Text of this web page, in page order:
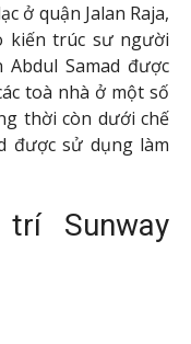
ở quận Jalan Raja,
kiến trúc sư người
Samad được
toà nhà ở một số
thời còn dưới chế
được sử dụng làm
Sunway